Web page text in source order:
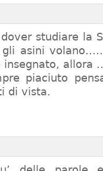
studiare la
gli asini
insegnato,
piaciuto
di vista.